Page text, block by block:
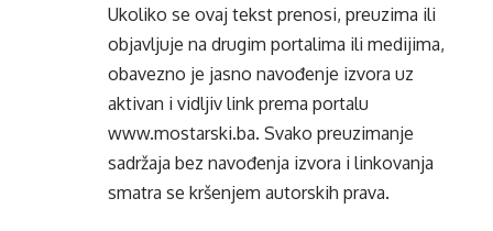
Ukoliko se ovaj tekst prenosi, preuzima ili
objavljuje na drugim portalima ili medijima,
obavezno je jasno navođenje izvora uz
aktivan i vidljiv link prema portalu
www.mostarski.ba. Svako preuzimanje
sadržaja bez navođenja izvora i linkovanja
smatra se kršenjem autorskih prava.